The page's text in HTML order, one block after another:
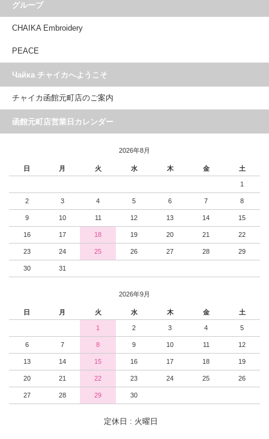
グループ
CHAIKA Embroidery
PEACE
Чайка チャイカへようこそ
チャイカ函館元町店のご案内
函館元町店営業日カレンダー
2026年8月
日 月 火 水 木 金 土
1
2 3 4 5 6 7 8
9 10 11 12 13 14 15
16 17 18 19 20 21 22
23 24 25 26 27 28 29
30 31
2026年9月
日 月 火 水 木 金 土
1 2 3 4 5
6 7 8 9 10 11 12
13 14 15 16 17 18 19
20 21 22 23 24 25 26
27 28 29 30
定休日 : 火曜日